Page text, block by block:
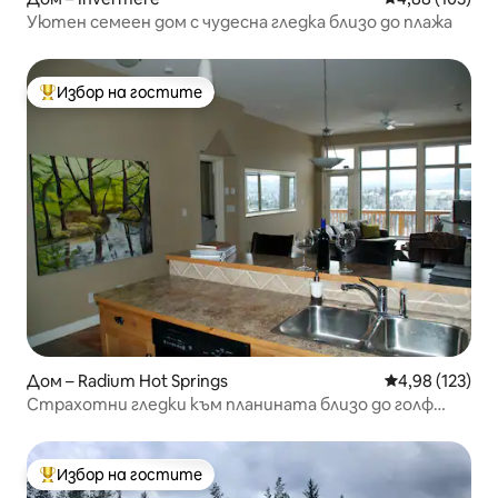
Уютен семеен дом с чудесна гледка близо до плажа
Най-популярен избор на гостите
Избор на гостите
Дом – Radium Hot Springs Средна
4,98 (123)
Страхотни гледки към планината близо до голф
Най-популярен избор на гостите
Избор на гостите